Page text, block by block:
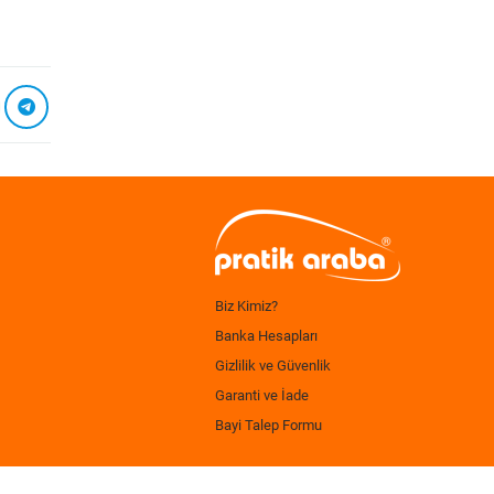
Biz Kimiz?
Banka Hesapları
Gizlilik ve Güvenlik
Garanti ve İade
Bayi Talep Formu